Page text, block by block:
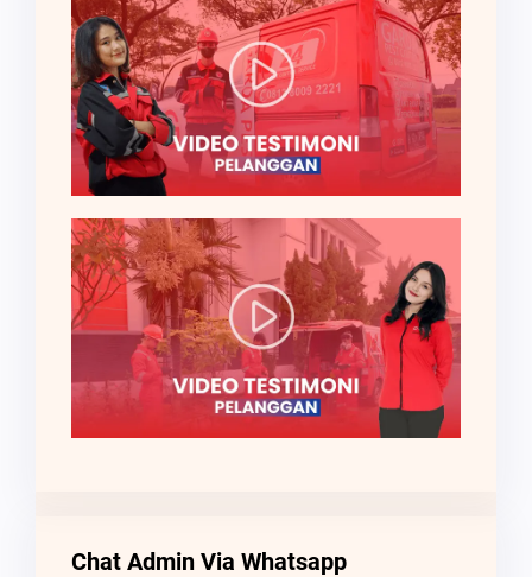
Chat Admin Via Whatsapp